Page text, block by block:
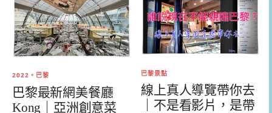
2022。巴黎
巴黎最新網美餐廳
Kong｜亞洲創意菜
巴黎景點
線上真人導覽帶你去
｜不是看影片，是帶